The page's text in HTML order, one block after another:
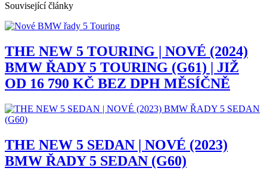
Související články
THE NEW 5 TOURING | NOVÉ (2024)
BMW ŘADY 5 TOURING (G61) | JIŽ
OD 16 790 KČ BEZ DPH MĚSÍČNĚ
THE NEW 5 SEDAN | NOVÉ (2023)
BMW ŘADY 5 SEDAN (G60)